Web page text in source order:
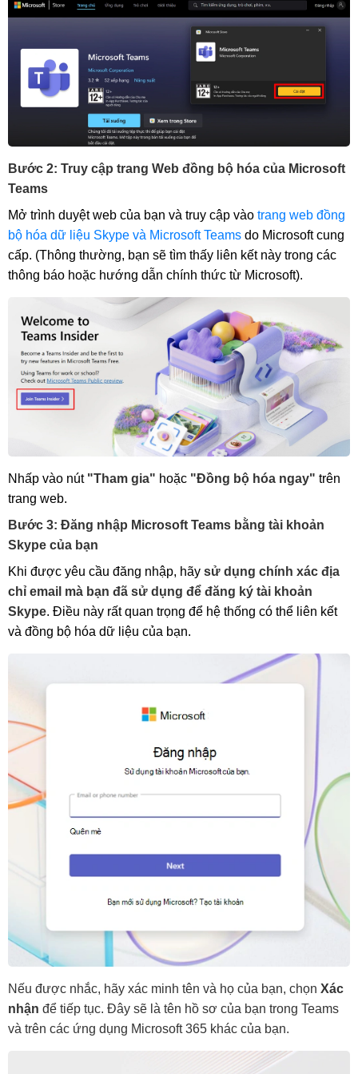
Bước 2: Truy cập trang Web đồng bộ hóa của Microsoft
Teams
Mở trình duyệt web của bạn và truy cập vào trang web đồng
bộ hóa dữ liệu Skype và Microsoft Teams do Microsoft cung
cấp. (Thông thường, bạn sẽ tìm thấy liên kết này trong các
thông báo hoặc hướng dẫn chính thức từ Microsoft).
Nhấp vào nút "Tham gia" hoặc "Đồng bộ hóa ngay" trên
trang web.
Bước 3: Đăng nhập Microsoft Teams bằng tài khoản
Skype của bạn
Khi được yêu cầu đăng nhập, hãy sử dụng chính xác địa
chỉ email mà bạn đã sử dụng để đăng ký tài khoản
Skype. Điều này rất quan trọng để hệ thống có thể liên kết
và đồng bộ hóa dữ liệu của bạn.
Nếu được nhắc, hãy xác minh tên và họ của bạn, chọn Xác
nhận để tiếp tục. Đây sẽ là tên hồ sơ của bạn trong Teams
và trên các ứng dụng Microsoft 365 khác của bạn.